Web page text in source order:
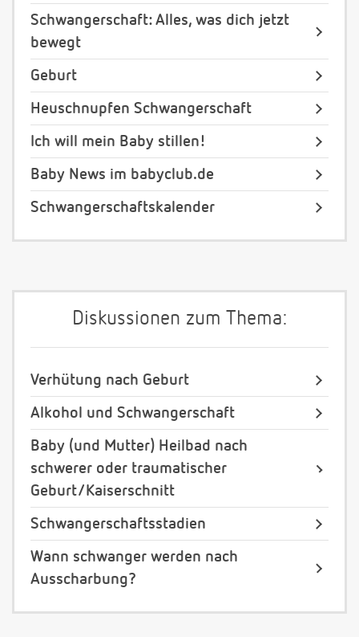
Schwangerschaft: Alles, was dich jetzt
bewegt
Geburt
Heuschnupfen Schwangerschaft
Ich will mein Baby stillen!
Baby News im babyclub.de
Schwangerschaftskalender
Diskussionen zum Thema:
Verhütung nach Geburt
Alkohol und Schwangerschaft
Baby (und Mutter) Heilbad nach
schwerer oder traumatischer
Geburt/Kaiserschnitt
Schwangerschaftsstadien
Wann schwanger werden nach
Ausscharbung?